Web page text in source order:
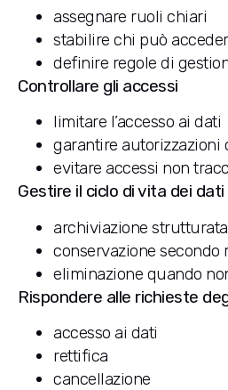
assegnare ruoli chiari
stabilire chi può
definire regole di
Controllare gli accessi
limitare l’accesso ai dati
garantire autorizzazioni
evitare accessi non
Gestire il ciclo di vita dei dati
archiviazione strutturata
conservazione secondo
eliminazione quando
Rispondere alle richieste
accesso ai dati
rettifica
cancellazione